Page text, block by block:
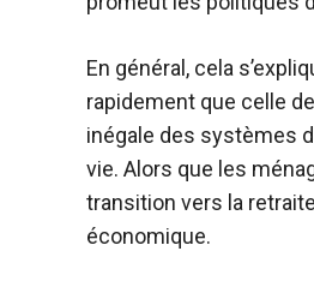
En général, cela
rapidement que celle
inégale des systèmes
vie. Alors que les
transition vers la
économique.